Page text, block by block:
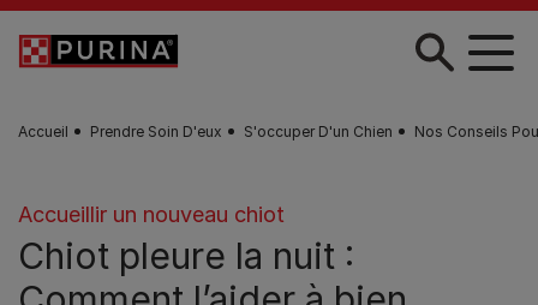
Skip to main content
Accueil Prendre Soin D'eux S'occuper D'un Chien Nos Conseils
Accueillir un nouveau chiot
Chiot pleure la nuit :